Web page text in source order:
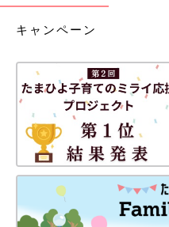
キャンペーン